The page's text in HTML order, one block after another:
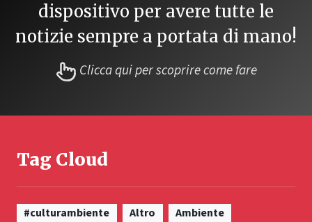
dispositivo per avere tutte le
notizie sempre a portata di mano!
Clicca qui per scoprire come fare
Tag Cloud
#culturambiente Altro
Ambiente